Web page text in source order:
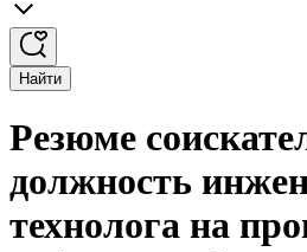
Найти
Резюме
должность
технолога на